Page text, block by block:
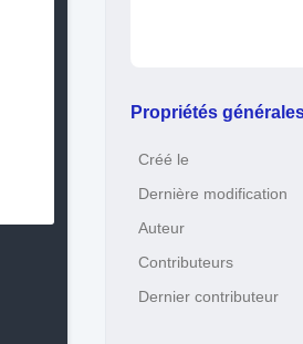
Propriétés
Créé le
Dernière modification
Auteur
Contributeurs
Dernier contributeur